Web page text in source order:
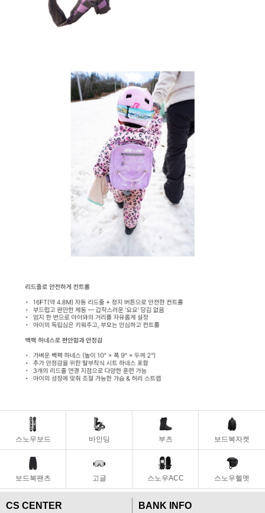
스노우보드 바인딩 부츠 보드복자켓
보드복팬츠 고글 스노우ACC 스노우헬멧
CS CENTER BANK INFO